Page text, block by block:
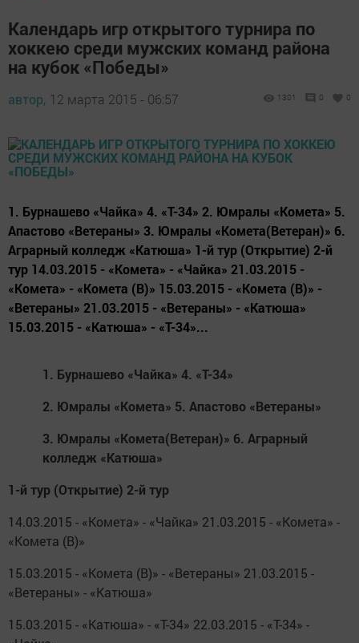
Календарь игр открытого турнира по
хоккею среди мужских команд района
на кубок «Победы»
автор, 12 марта 2015 - 06:57 1301 0 0
1. Бурнашево «Чайка» 4. «Т-34» 2. Юмралы «Комета» 5.
Апастово «Ветераны» 3. Юмралы «Комета(Ветеран)» 6.
Аграрный колледж «Катюша» 1-й тур (Открытие) 2-й
тур 14.03.2015 - «Комета» - «Чайка» 21.03.2015 -
«Комета» - «Комета (В)» 15.03.2015 - «Комета (В)» -
«Ветераны» 21.03.2015 - «Ветераны» - «Катюша»
15.03.2015 - «Катюша» - «Т-34»...
1. Бурнашево «Чайка» 4. «Т-34»
2. Юмралы «Комета» 5. Апастово «Ветераны»
3. Юмралы «Комета(Ветеран)» 6. Аграрный
колледж «Катюша»
1-й тур (Открытие) 2-й тур
14.03.2015 - «Комета» - «Чайка» 21.03.2015 - «Комета» -
«Комета (В)»
15.03.2015 - «Комета (В)» - «Ветераны» 21.03.2015 -
«Ветераны» - «Катюша»
15.03.2015 - «Катюша» - «Т-34» 22.03.2015 - «Т-34» -